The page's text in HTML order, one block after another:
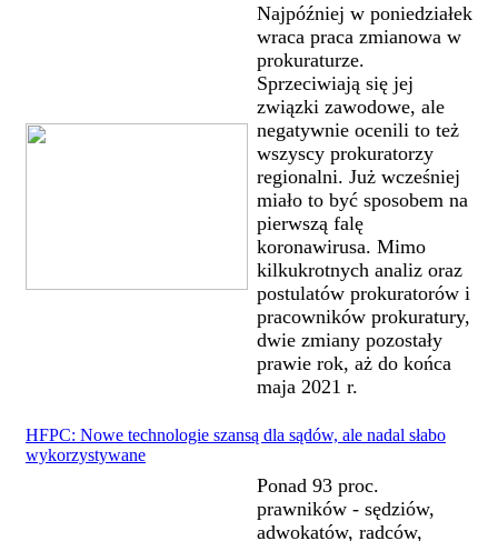
Najpóźniej w poniedziałek
wraca praca zmianowa w
prokuraturze.
Sprzeciwiają się jej
związki zawodowe, ale
negatywnie ocenili to też
wszyscy prokuratorzy
regionalni. Już wcześniej
miało to być sposobem na
pierwszą falę
koronawirusa. Mimo
kilkukrotnych analiz oraz
postulatów prokuratorów i
pracowników prokuratury,
dwie zmiany pozostały
prawie rok, aż do końca
maja 2021 r.
HFPC: Nowe technologie szansą dla sądów, ale nadal słabo
wykorzystywane
Ponad 93 proc.
prawników - sędziów,
adwokatów, radców,